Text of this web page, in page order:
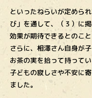
といったねらいが定めら
び」を通して、（３）に
効果が期待できるとのこと
さらに、相澤さん自身が
お茶の実を拾って持って
子どもの寂しさや不安に
ました。